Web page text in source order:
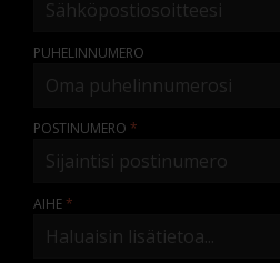
PUHELINNUMERO
POSTINUMERO
AIHE